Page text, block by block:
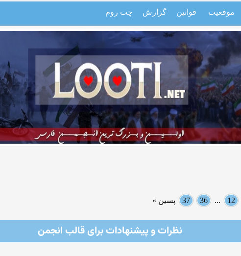
موقعیت قوانین گزارش چت روم
12
...
36
37 پسین »
نظرات و پیشنهادات برای قالب انجمن